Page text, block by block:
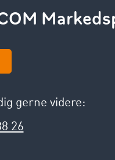
gerne videre:
26